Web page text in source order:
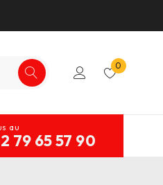
0
au
79 65 57 90